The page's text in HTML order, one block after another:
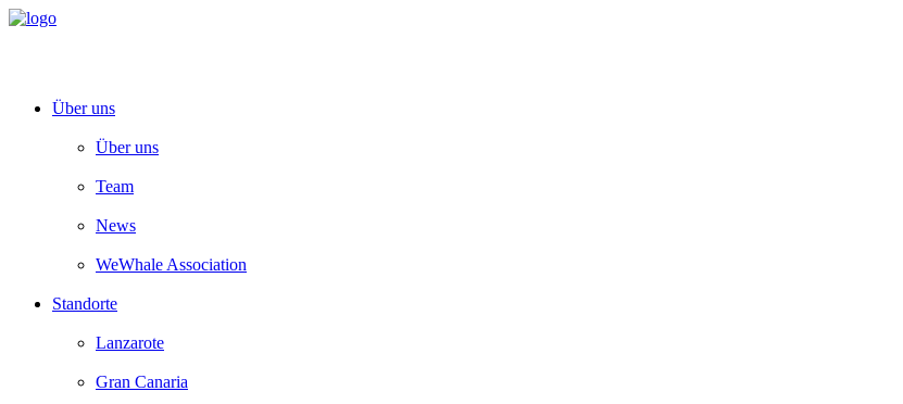
Über uns
Über uns
Team
News
WeWhale Association
Standorte
Lanzarote
Gran Canaria